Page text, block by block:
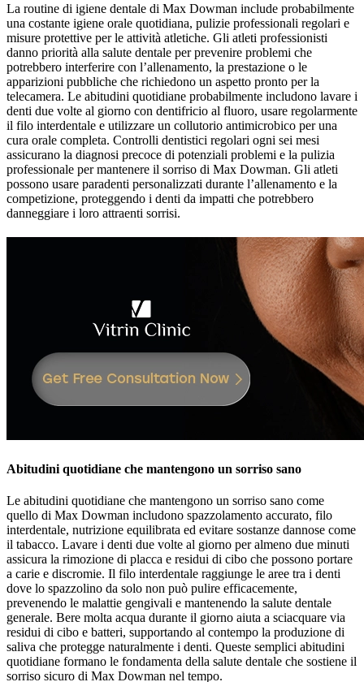
La routine di igiene dentale di Max Dowman include probabilmente
una costante igiene orale quotidiana, pulizie professionali regolari e
misure protettive per le attività atletiche. Gli atleti professionisti
danno priorità alla salute dentale per prevenire problemi che
potrebbero interferire con l’allenamento, la prestazione o le
apparizioni pubbliche che richiedono un aspetto pronto per la
telecamera. Le abitudini quotidiane probabilmente includono lavare i
denti due volte al giorno con dentifricio al fluoro, usare regolarmente
il filo interdentale e utilizzare un collutorio antimicrobico per una
cura orale completa. Controlli dentistici regolari ogni sei mesi
assicurano la diagnosi precoce di potenziali problemi e la pulizia
professionale per mantenere il sorriso di Max Dowman. Gli atleti
possono usare paradenti personalizzati durante l’allenamento e la
competizione, proteggendo i denti da impatti che potrebbero
danneggiare i loro attraenti sorrisi.
Abitudini quotidiane che mantengono un sorriso sano
Le abitudini quotidiane che mantengono un sorriso sano come
quello di Max Dowman includono spazzolamento accurato, filo
interdentale, nutrizione equilibrata ed evitare sostanze dannose come
il tabacco. Lavare i denti due volte al giorno per almeno due minuti
assicura la rimozione di placca e residui di cibo che possono portare
a carie e discromie. Il filo interdentale raggiunge le aree tra i denti
dove lo spazzolino da solo non può pulire efficacemente,
prevenendo le malattie gengivali e mantenendo la salute dentale
generale. Bere molta acqua durante il giorno aiuta a sciacquare via
residui di cibo e batteri, supportando al contempo la produzione di
saliva che protegge naturalmente i denti. Queste semplici abitudini
quotidiane formano le fondamenta della salute dentale che sostiene il
sorriso sicuro di Max Dowman nel tempo.